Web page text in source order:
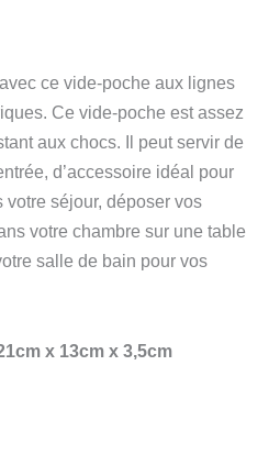
ce vide-poche aux lignes
Ce vide-poche est assez
aux chocs. Il peut servir de
d’accessoire idéal pour
séjour, déposer vos
votre chambre sur une table
salle de bain pour vos
x 13cm x 3,5cm